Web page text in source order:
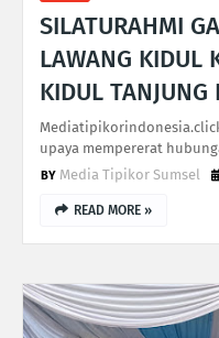
SILATURAHMI
LAWANG KIDUL
KIDUL TANJUNG
upaya mempererat
Media Tipikor Sumsel
READ MORE »